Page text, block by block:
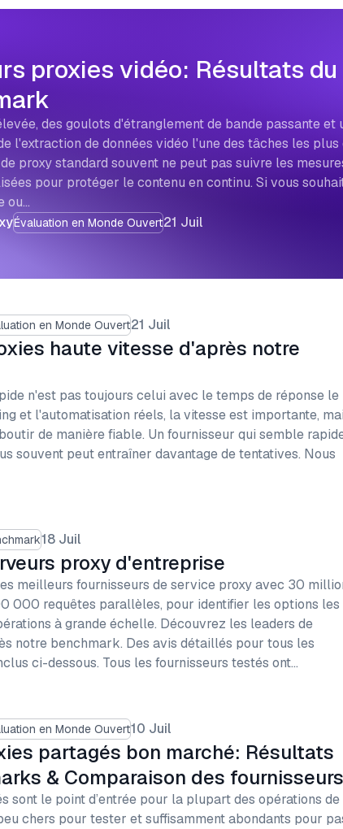
proxies vidéo: Résultats du
Évaluation en Monde Ouvert21 Juil
des goulots d'étranglement de bande passante et
l'extraction de données vidéo l'une des tâches les plus
proxy standard souvent ne peut pas suivre les
pour protéger le contenu en continu. Si vous
ou…
en Monde Ouvert21 Juil
haute vitesse d'après notre
n'est pas toujours celui avec le temps de réponse le
et l'automatisation réels, la vitesse est importante,
de manière fiable. Un fournisseur qui semble
souvent peut entraîner davantage de tentatives. Nous
18 Juil
proxy d'entreprise
meilleurs fournisseurs de service proxy avec 30
000 requêtes parallèles, pour identifier les options les
à grande échelle. Découvrez les leaders de
notre benchmark. Des avis détaillés pour tous les
ci-dessous. Tous les fournisseurs testés ont…
en Monde Ouvert10 Juil
partagés bon marché: Résultats
& Comparaison des fournisseurs
sont le point d’entrée pour la plupart des opérations de
chers pour tester et suffisamment abondants pour